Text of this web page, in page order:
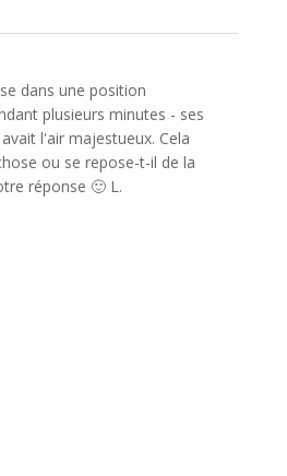
dans une position
plusieurs minutes - ses
l'air majestueux. Cela
ou se repose-t-il de la
réponse 🙂 L.